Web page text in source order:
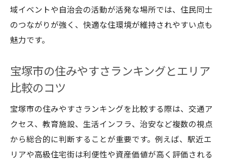
宝塚市の治安や環境で選ぶ住みやすいエリ
宝塚市高級住宅街の中古マンションの実情
中古戸建てで叶える宝塚市の快適な暮らし
高級住宅街に注目した宝塚市の住環境の実態
宝塚市で中古マンションを選ぶ高級住宅街
の特徴
中古戸建てと高級住宅街の暮らしやすさ比
域イベントや自治会の活動が活発な場所では、住民同士
のつながりが強く、快適な住環境が維持されやすい点も
魅力です。
宝塚市の住みやすさランキングとエリア
比較のコツ
宝塚市の住みやすさランキングを比較する際は、交通ア
クセス、教育施設、生活インフラ、治安など複数の視点
から総合的に判断することが重要です。例えば、駅近エ
リアや高級住宅街は利便性や資産価値が高く評価される